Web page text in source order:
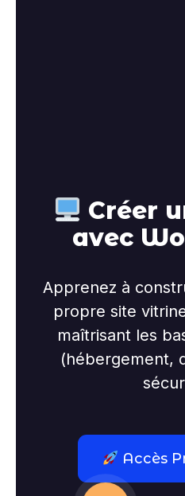
Créer
avec
Apprenez à
propre site
maîtrisant les
(hébergement,
Accès